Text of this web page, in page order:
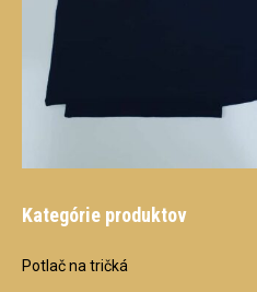
Kategórie produktov
Potlač na tričká